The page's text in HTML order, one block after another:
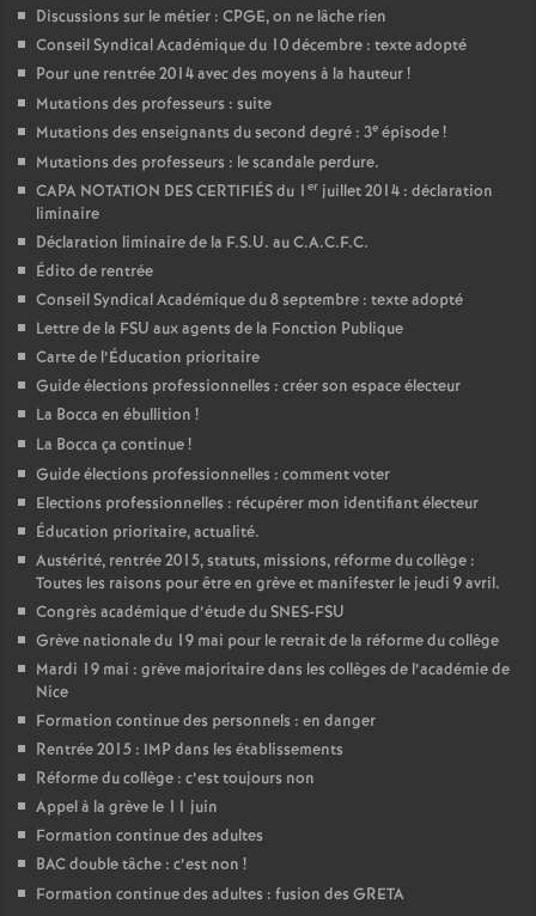
Discussions sur le métier : CPGE, on ne lâche rien
Conseil Syndical Académique du 10 décembre : texte adopté
Pour une rentrée 2014 avec des moyens à la hauteur!
Mutations des professeurs : suite
Mutations des enseignants du second degré : 3e épisode!
Mutations des professeurs : le scandale perdure.
CAPA NOTATION DES CERTIFIÉS du 1 er juillet 2014 : déclaration
liminaire
Déclaration liminaire de la F.S.U. au C.A.C.F.C.
Édito de rentrée
Conseil Syndical Académique du 8 septembre : texte adopté
Lettre de la FSU aux agents de la Fonction Publique
Carte de l’Éducation prioritaire
Guide élections professionnelles : créer son espace électeur
La Bocca en ébullition !
La Bocca ça continue!
Guide élections professionnelles : comment voter
Elections professionnelles : récupérer mon identifiant électeur
Éducation prioritaire, actualité.
Austérité, rentrée 2015, statuts, missions, réforme du collège :
Toutes les raisons pour être en grève et manifester le jeudi 9 avril.
Congrès académique d’étude du SNES-FSU
Grève nationale du 19 mai pour le retrait de la réforme du collège
Mardi 19 mai : grève majoritaire dans les collèges de l’académie de
Nice
Formation continue des personnels : en danger
Rentrée 2015 : IMP dans les établissements
Réforme du collège : c’est toujours non
Appel à la grève le 11 juin
Formation continue des adultes
BAC double tâche : c’est non !
Formation continue des adultes : fusion des GRETA